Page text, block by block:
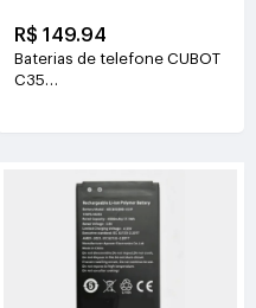
R$ 149.94
Baterias de telefone CUBOT
C35